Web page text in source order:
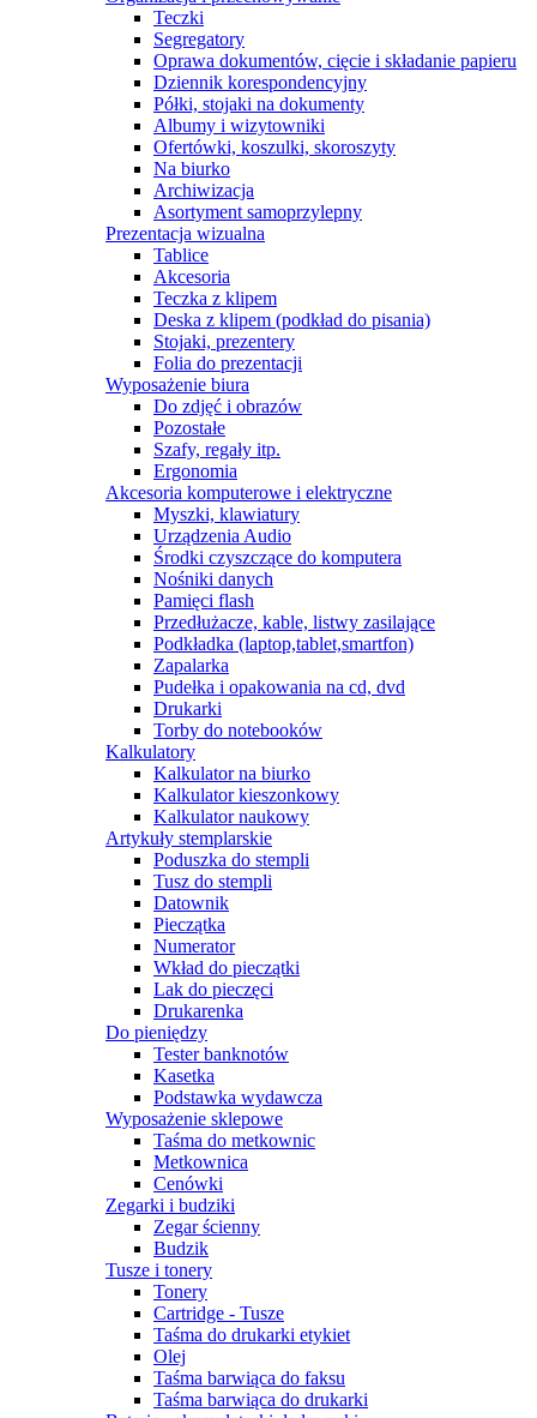
Teczki
Segregatory
Oprawa dokumentów, cięcie i składanie papieru
Dziennik korespondencyjny
Półki, stojaki na dokumenty
Albumy i wizytowniki
Ofertówki, koszulki, skoroszyty
Na biurko
Archiwizacja
Asortyment samoprzylepny
Prezentacja wizualna
Tablice
Akcesoria
Teczka z klipem
Deska z klipem (podkład do pisania)
Stojaki, prezentery
Folia do prezentacji
Wyposażenie biura
Do zdjęć i obrazów
Pozostałe
Szafy, regały itp.
Ergonomia
Akcesoria komputerowe i elektryczne
Myszki, klawiatury
Urządzenia Audio
Środki czyszczące do komputera
Nośniki danych
Pamięci flash
Przedłużacze, kable, listwy zasilające
Podkładka (laptop,tablet,smartfon)
Zapalarka
Pudełka i opakowania na cd, dvd
Drukarki
Torby do notebooków
Kalkulatory
Kalkulator na biurko
Kalkulator kieszonkowy
Kalkulator naukowy
Artykuły stemplarskie
Poduszka do stempli
Tusz do stempli
Datownik
Pieczątka
Numerator
Wkład do pieczątki
Lak do pieczęci
Drukarenka
Do pieniędzy
Tester banknotów
Kasetka
Podstawka wydawcza
Wyposażenie sklepowe
Taśma do metkownic
Metkownica
Cenówki
Zegarki i budziki
Zegar ścienny
Budzik
Tusze i tonery
Tonery
Cartridge - Tusze
Taśma do drukarki etykiet
Olej
Taśma barwiąca do faksu
Taśma barwiąca do drukarki